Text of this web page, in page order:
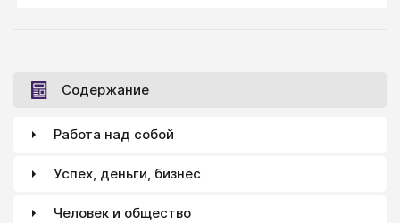
вход весь инструментарий, от выслушивания
жалобы до инструкций.
Содержание
Работа над собой
Успех, деньги, бизнес
Человек и общество